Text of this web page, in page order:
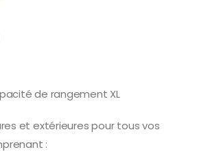
de rangement XL
et extérieures pour tous vos
: